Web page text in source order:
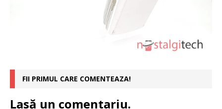
FII PRIMUL CARE COMENTEAZA!
Lasă un comentariu.